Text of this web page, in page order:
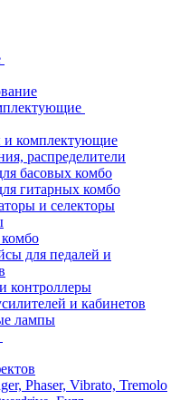
и комплектующие
распределители
басовых комбо
гитарных комбо
и селекторы
для педалей и
контроллеры
и кабинетов
лампы
Phaser, Vibrato, Tremolo